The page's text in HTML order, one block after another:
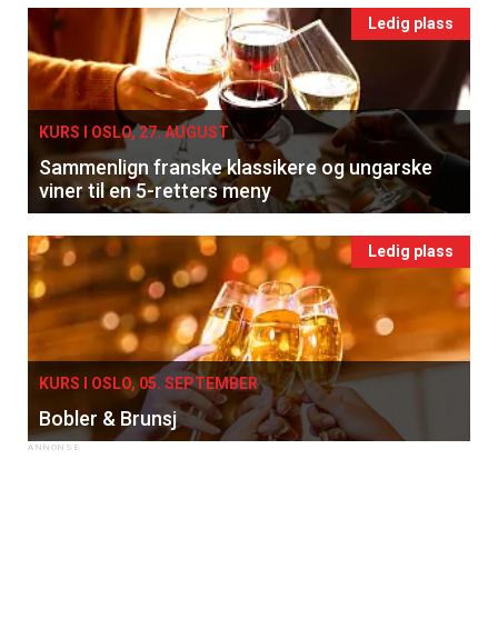
Ledig plass
KURS I OSLO, 27. AUGUST
Sammenlign franske klassikere og ungarske
viner til en 5-retters meny
Ledig plass
KURS I OSLO, 05. SEPTEMBER
Bobler & Brunsj